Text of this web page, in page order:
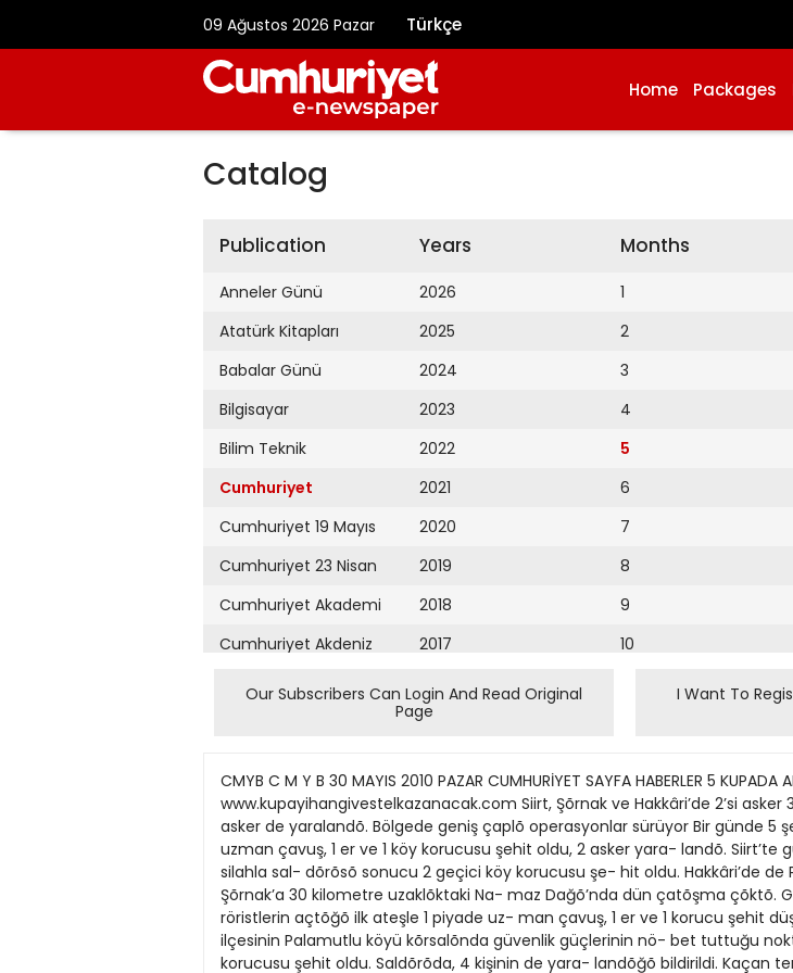
09 Ağustos 2026 Pazar Türkçe
Home Packages
Catalog
Publication
Anneler Günü
Atatürk Kitapları
Babalar Günü
Bilgisayar
Bilim Teknik
Cumhuriyet
Cumhuriyet 19 Mayıs
Cumhuriyet 23 Nisan
Cumhuriyet Akademi
Cumhuriyet Akdeniz
Cumhuriyet Alışveriş
Cumhuriyet Ankara
Cumhuriyet Büyük
Taaruz
Cumhuriyet
Cumartesi
Cumhuriyet Çevre
Years
2026
2025
2024
2023
2022
2021
2020
2019
2018
2017
2016
2015
2013
2012
2011
2010
2009
Months
1
2
3
4
5
6
7
8
9
10
Our Subscribers Can Login And Read Original
Page
I Want To
CMYB C M Y B 30 MAYIS 2010 PAZAR CUMHURİYET SAYFA HABERLER 5 KUPADA
www.kupayihangivestelkazanacak.com Siirt, Şõrnak ve Hakkâri’de 2’si
asker de yaralandõ. Bölgede geniş çaplõ operasyonlar sürüyor Bir günde 5
uzman çavuş, 1 er ve 1 köy korucusu şehit oldu, 2 asker yara- landõ.
silahla sal- dõrõsõ sonucu 2 geçici köy korucusu şe- hit oldu. Hakkâri’de
Şõrnak’a 30 kilometre uzaklõktaki Na- maz Dağõ’nda dün çatõşma
röristlerin açtõğõ ilk ateşle 1 piyade uz- man çavuş, 1 er ve 1 korucu şehit
ilçesinin Palamutlu köyü kõrsalõnda güvenlik güçlerinin nö- bet tuttuğu
korucusu şehit oldu. Saldõrõda, 4 kişinin de yara- landõğõ bildirildi. Kaçan